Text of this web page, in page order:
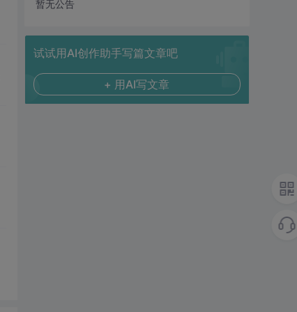
暂无公告
试试用AI创作助手写篇文章吧
+ 用AI写文章